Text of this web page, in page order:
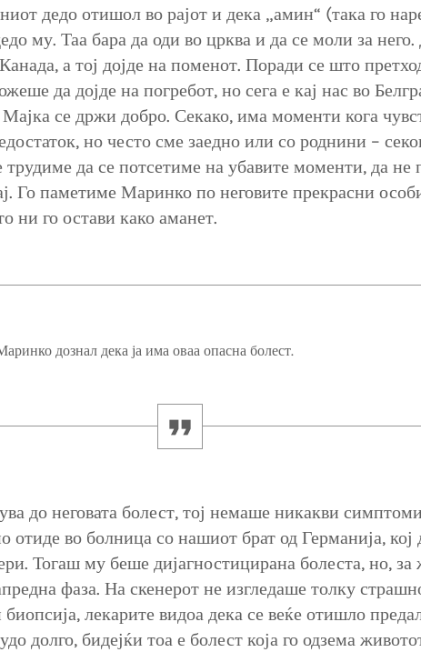
дедо отишол во рајот и дека „амин“ (така го
му. Таа бара да оди во црква и да се моли за него.
а тој дојде на поменот. Поради се што
да дојде на погребот, но сега е кај нас во
се држи добро. Секако, има моменти кога
но често сме заедно или со роднини –
трудиме да се потсетиме на убавите моменти, да не
Го паметиме Маринко по неговите прекрасни
ни го остави како аманет.
дознал дека ја има оваа опасна болест.
до неговата болест, тој немаше никакви
отиде во болница со нашиот брат од Германија, кој
Тогаш му беше дијагностицирана болеста, но, за
фаза. На скенерот не изгледаше толку
биопсија, лекарите видоа дека се веќе отишло
долго, бидејќи тоа е болест која го одзема